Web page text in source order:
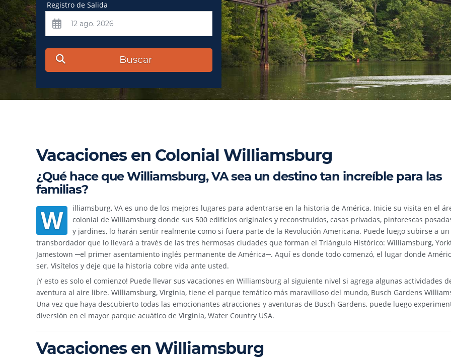
Registro de Salida
Buscar
Vacaciones en Colonial Williamsburg
¿Qué hace que Williamsburg, VA sea un destino tan increíble para las
familias?
W
illiamsburg, VA es uno de los mejores lugares para adentrarse en la historia de América. Inicie su visita en el
colonial de Williamsburg donde sus 500 edificios originales y reconstruidos, casas privadas, pintorescas
y jardines, lo harán sentir realmente como si fuera parte de la Revolución Americana. Puede luego subirse a un
transbordador que lo llevará a través de las tres hermosas ciudades que forman el Triángulo Histórico: Williamsburg,
Jamestown ─el primer asentamiento inglés permanente de América─. Aquí es donde todo comenzó, el lugar donde
ser. Visítelos y deje que la historia cobre vida ante usted.
¡Y esto es solo el comienzo! Puede llevar sus vacaciones en Williamsburg al siguiente nivel si agrega algunas actividades
aventura al aire libre. Williamsburg, Virginia, tiene el parque temático más maravilloso del mundo, Busch Gardens
Una vez que haya descubierto todas las emocionantes atracciones y aventuras de Busch Gardens, puede luego
diversión en el mayor parque acuático de Virginia, Water Country USA.
Vacaciones en Williamsburg